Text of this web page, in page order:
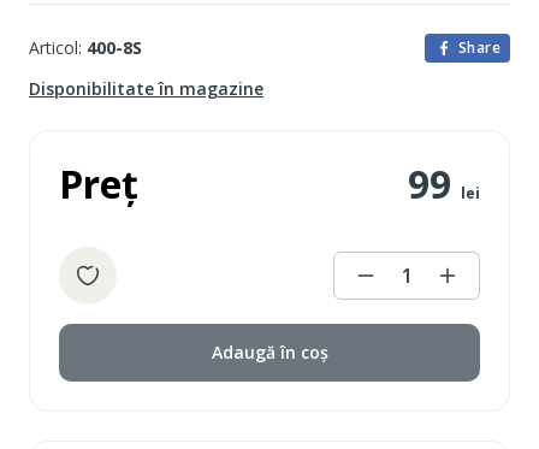
Articol: 400-8S Share
Disponibilitate în magazine
Preț 99 lei
1
Adaugă în coș